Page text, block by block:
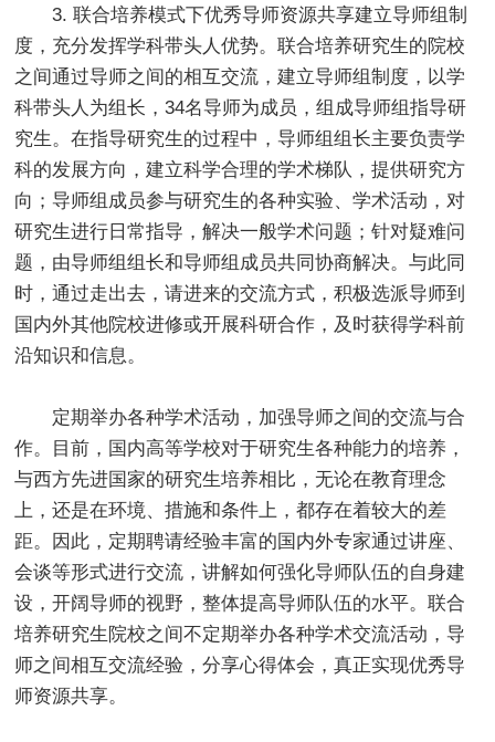
3. 联合培养模式下优秀导师资源共享建立导师组制
度，充分发挥学科带头人优势。联合培养研究生的院校
之间通过导师之间的相互交流，建立导师组制度，以学
科带头人为组长，34名导师为成员，组成导师组指导研
究生。在指导研究生的过程中，导师组组长主要负责学
科的发展方向，建立科学合理的学术梯队，提供研究方
向；导师组成员参与研究生的各种实验、学术活动，对
研究生进行日常指导，解决一般学术问题；针对疑难问
题，由导师组组长和导师组成员共同协商解决。与此同
时，通过走出去，请进来的交流方式，积极选派导师到
国内外其他院校进修或开展科研合作，及时获得学科前
沿知识和信息。
定期举办各种学术活动，加强导师之间的交流与合
作。目前，国内高等学校对于研究生各种能力的培养，
与西方先进国家的研究生培养相比，无论在教育理念
上，还是在环境、措施和条件上，都存在着较大的差
距。因此，定期聘请经验丰富的国内外专家通过讲座、
会谈等形式进行交流，讲解如何强化导师队伍的自身建
设，开阔导师的视野，整体提高导师队伍的水平。联合
培养研究生院校之间不定期举办各种学术交流活动，导
师之间相互交流经验，分享心得体会，真正实现优秀导
师资源共享。